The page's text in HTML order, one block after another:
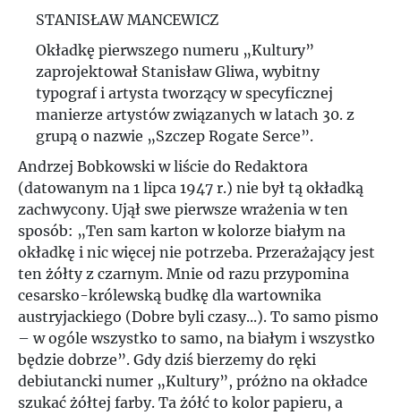
STANISŁAW MANCEWICZ
Okładkę pierwszego numeru „Kultury”
zaprojektował Stanisław Gliwa, wybitny
typograf i artysta tworzący w specyficznej
manierze artystów związanych w latach 30. z
grupą o nazwie „Szczep Rogate Serce”.
Andrzej Bobkowski w liście do Redaktora
(datowanym na 1 lipca 1947 r.) nie był tą okładką
zachwycony. Ujął swe pierwsze wrażenia w ten
sposób: „Ten sam karton w kolorze białym na
okładkę i nic więcej nie potrzeba. Przerażający jest
ten żółty z czarnym. Mnie od razu przypomina
cesarsko-królewską budkę dla wartownika
austryjackiego (Dobre byli czasy...). To samo pismo
– w ogóle wszystko to samo, na białym i wszystko
będzie dobrze”. Gdy dziś bierzemy do ręki
debiutancki numer „Kultury”, próżno na okładce
szukać żółtej farby. Ta żółć to kolor papieru, a